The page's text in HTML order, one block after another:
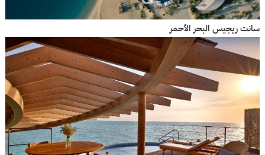
سانت ريجيس البحر الأحمر